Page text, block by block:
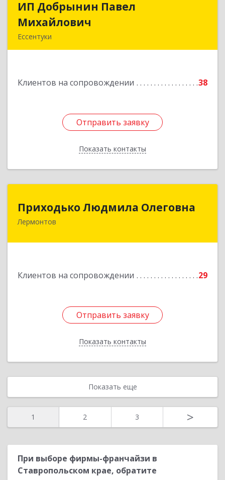
ИП Добрынин Павел
Михайлович
Ессентуки
Клиентов на сопровождении 38
Отправить заявку
Показать контакты
ИП Добрынин Павел
Отправить заявку
Назад
Приходько Людмила Олеговна
Лермонтов
Клиентов на сопровождении 29
Отправить заявку
Показать контакты
357341, Лермонтов г, П.Лумумбы ул, дом №
Отправить заявку
Назад
Показать еще
1 2 3 >
При выборе фирмы-франчайзи в
Ставропольском крае, обратите